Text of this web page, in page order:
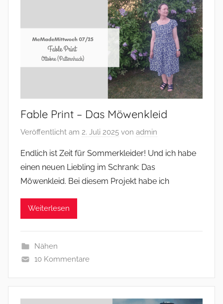
Fable Print – Das Möwenkleid
Veröffentlicht am 2. Juli 2025 von admin
Endlich ist Zeit für Sommerkleider! Und ich habe
einen neuen Liebling im Schrank: Das
Möwenkleid. Bei diesem Projekt habe ich
Weiterlesen
Nähen
10 Kommentare